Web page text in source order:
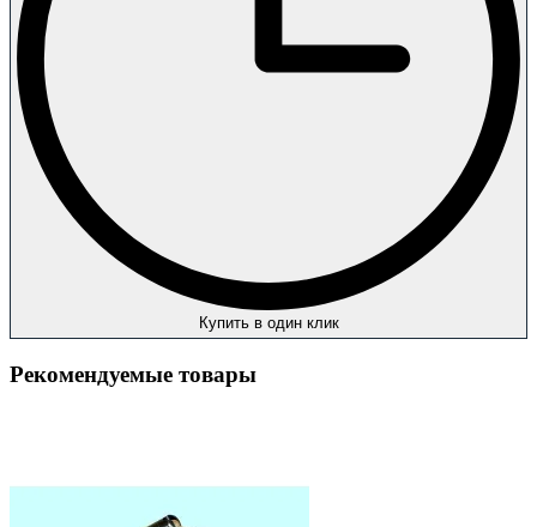
Купить в один клик
Рекомендуемые товары